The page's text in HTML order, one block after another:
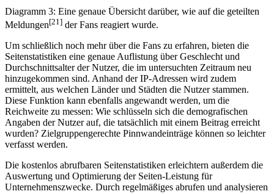
Diagramm 3: Eine genaue Übersicht darüber, wie auf die geteilten
Meldungen[21] der Fans reagiert wurde.
Um schließlich noch mehr über die Fans zu erfahren, bieten die
Seitenstatistiken eine genaue Auflistung über Geschlecht und
Durchschnittsalter der Nutzer, die im untersuchten Zeitraum neu
hinzugekommen sind. Anhand der IP-Adressen wird zudem
ermittelt, aus welchen Länder und Städten die Nutzer stammen.
Diese Funktion kann ebenfalls angewandt werden, um die
Reichweite zu messen: Wie schlüsseln sich die demografischen
Angaben der Nutzer auf, die tatsächlich mit einem Beitrag erreicht
wurden? Zielgruppengerechte Pinnwandeinträge können so leichter
verfasst werden.
Die kostenlos abrufbaren Seitenstatistiken erleichtern außerdem die
Auswertung und Optimierung der Seiten-Leistung für
Unternehmenszwecke. Durch regelmäßiges abrufen und analysieren